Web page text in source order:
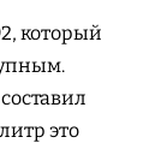
который
это